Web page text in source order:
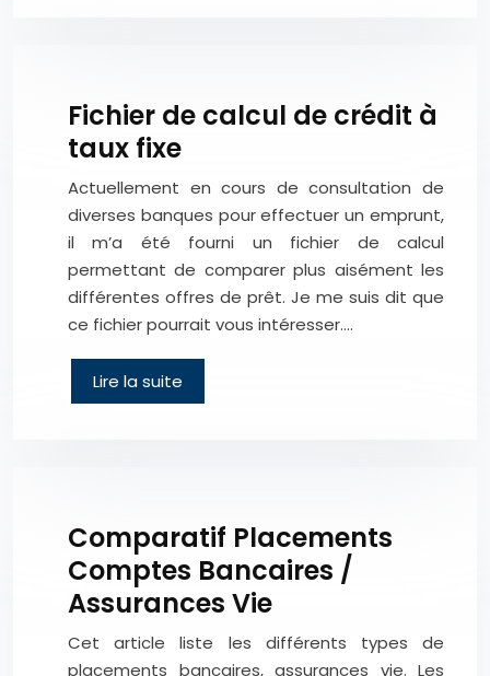
Fichier de calcul de crédit à
taux fixe
Actuellement en cours de consultation de
diverses banques pour effectuer un emprunt,
il m’a été fourni un fichier de calcul
permettant de comparer plus aisément les
différentes offres de prêt. Je me suis dit que
ce fichier pourrait vous intéresser….
Lire la suite
Comparatif Placements
Comptes Bancaires /
Assurances Vie
Cet article liste les différents types de
placements bancaires, assurances vie. Les